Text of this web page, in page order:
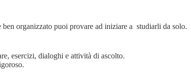
organizzato puoi provare ad iniziare a studiarli da solo.
esercizi, dialoghi e attività di ascolto.